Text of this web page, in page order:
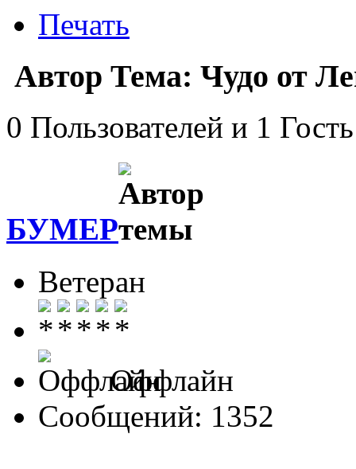
Печать
Автор Тема: Чудо от
0 Пользователей и 1
БУМЕР
Ветеран
Оффлайн
Сообщений: 1352